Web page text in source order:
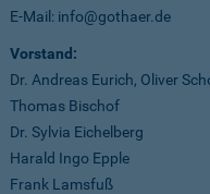
E-Mail: info@gothaer.de
Vorstand:
Dr. Andreas Eurich, Oliver
Thomas Bischof
Dr. Sylvia Eichelberg
Harald Ingo Epple
Frank Lamsfuß